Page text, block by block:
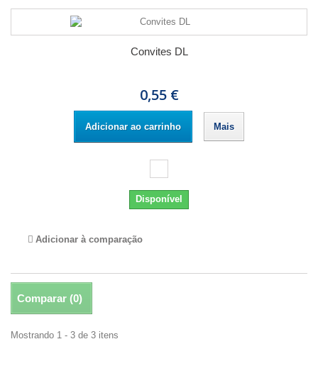
Convites DL
0,55 €
Adicionar ao carrinho Mais
Disponível
Adicionar à comparação
Comparar (0)
Mostrando 1 - 3 de 3 itens